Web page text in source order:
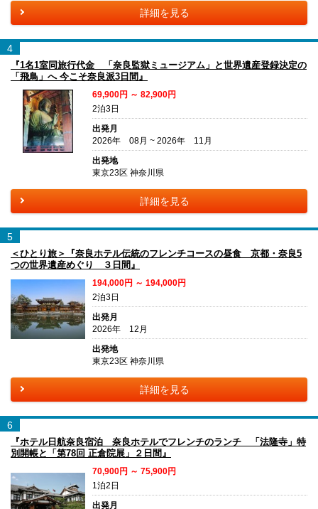
詳細を見る
4
『1名1室同旅行代金 「奈良監獄ミュージアム」と世界遺産登録決定の
「飛鳥」へ 今こそ奈良派3日間』
69,900円 ～ 82,900円
2泊3日
出発月
2026年 08月 ~ 2026年 11月
出発地
東京23区 神奈川県
詳細を見る
5
＜ひとり旅＞『奈良ホテル伝統のフレンチコースの昼食 京都・奈良5
つの世界遺産めぐり ３日間』
194,000円 ～ 194,000円
2泊3日
出発月
2026年 12月
出発地
東京23区 神奈川県
詳細を見る
6
『ホテル日航奈良宿泊 奈良ホテルでフレンチのランチ 「法隆寺」特
別開帳と「第78回 正倉院展」２日間』
70,900円 ～ 75,900円
1泊2日
出発月